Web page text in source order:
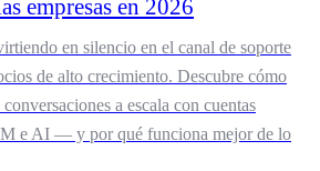
empresas en 2026
en silencio en el canal de soporte
de alto crecimiento. Descubre cómo
a escala con cuentas
e AI — y por qué funciona mejor de lo